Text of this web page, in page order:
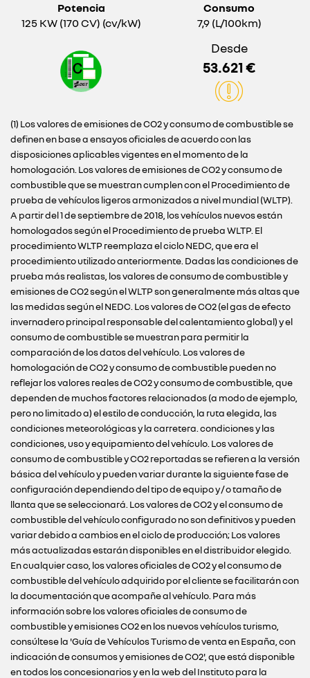
Potencia
125 KW (170 CV) (cv/kW)
Consumo
7,9 (L/100km)
Desde
53.621 €
(1) Los valores de emisiones de CO2 y consumo de combustible se
definen en base a ensayos oficiales de acuerdo con las
disposiciones aplicables vigentes en el momento de la
homologación. Los valores de emisiones de CO2 y consumo de
combustible que se muestran cumplen con el Procedimiento de
prueba de vehículos ligeros armonizados a nivel mundial (WLTP).
A partir del 1 de septiembre de 2018, los vehículos nuevos están
homologados según el Procedimiento de prueba WLTP. El
procedimiento WLTP reemplaza el ciclo NEDC, que era el
procedimiento utilizado anteriormente. Dadas las condiciones de
prueba más realistas, los valores de consumo de combustible y
emisiones de CO2 según el WLTP son generalmente más altas que
las medidas según el NEDC. Los valores de CO2 (el gas de efecto
invernadero principal responsable del calentamiento global) y el
consumo de combustible se muestran para permitir la
comparación de los datos del vehículo. Los valores de
homologación de CO2 y consumo de combustible pueden no
reflejar los valores reales de CO2 y consumo de combustible, que
dependen de muchos factores relacionados (a modo de ejemplo,
pero no limitado a) el estilo de conducción, la ruta elegida, las
condiciones meteorológicas y la carretera. condiciones y las
condiciones, uso y equipamiento del vehículo. Los valores de
consumo de combustible y CO2 reportadas se refieren a la versión
básica del vehículo y pueden variar durante la siguiente fase de
configuración dependiendo del tipo de equipo y / o tamaño de
llanta que se seleccionará. Los valores de CO2 y el consumo de
combustible del vehículo configurado no son definitivos y pueden
variar debido a cambios en el ciclo de producción; Los valores
más actualizadas estarán disponibles en el distribuidor elegido.
En cualquier caso, los valores oficiales de CO2 y el consumo de
combustible del vehículo adquirido por el cliente se facilitarán con
la documentación que acompañe al vehículo. Para más
información sobre los valores oficiales de consumo de
combustible y emisiones CO2 en los nuevos vehículos turismo,
consúltese la 'Guía de Vehículos Turismo de venta en España, con
indicación de consumos y emisiones de CO2', que está disponible
en todos los concesionarios y en la web del Instituto para la